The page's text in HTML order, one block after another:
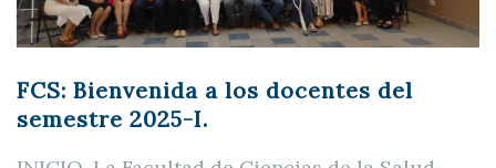
FCS: Bienvenida a los docentes del
semestre 2025-I.